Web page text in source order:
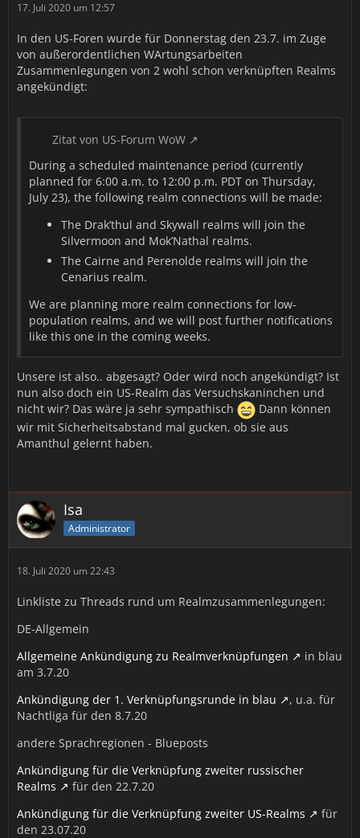
17. Juli 2020 um 12:57
In den US-Foren wurde für Donnerstag den 23.7. im Zuge
von außerordentlichen WArtungsarbeiten
Zusammenlegungen von 2 wohl schon verknüpften Realms
angekündigt:
Zitat von US-Forum WoW
During a scheduled maintenance period (currently
planned for 6:00 a.m. to 12:00 p.m. PDT on Thursday,
July 23), the following realm connections will be made:
The Drak’thul and Skywall realms will join the
Silvermoon and Mok’Nathal realms.
The Cairne and Perenolde realms will join the
Cenarius realm.
We are planning more realm connections for low-
population realms, and we will post further notifications
like this one in the coming weeks.
Unsere ist also.. abgesagt? Oder wird noch angekündigt? Ist
nun also doch ein US-Realm das Versuchskaninchen und
nicht wir? Das wäre ja sehr sympathisch
Dann können
wir mit Sicherheitsabstand mal gucken, ob sie aus
Amanthul gelernt haben.
Isa
Administrator
18. Juli 2020 um 22:43
Linkliste zu Threads rund um Realmzusammenlegungen:
DE-Allgemein
Allgemeine Ankündigung zu Realmverknüpfungen
in blau
am 3.7.20
Ankündigung der 1. Verknüpfungsrunde in blau
, u.a. für
Nachtliga für den 8.7.20
andere Sprachregionen - Blueposts
Ankündigung für die Verknüpfung zweiter russischer
Realms
für den 22.7.20
Ankündigung für die Verknüpfung zweiter US-Realms
für
den 23.07.20